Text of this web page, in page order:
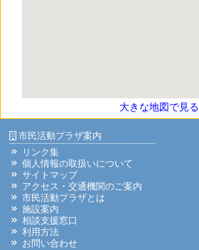
大きな地図で見る
市民活動プラザ案内
リンク集
個人情報の取扱いについて
サイトマップ
アクセス・交通機関のご案内
市民活動プラザとは
施設案内
相談支援窓口
利用方法
お問い合わせ